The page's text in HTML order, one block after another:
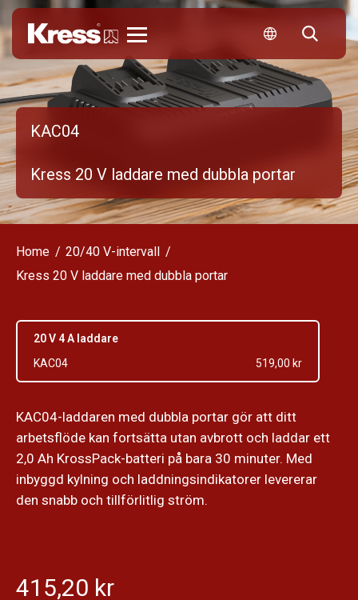
KAC04
Kress 20 V laddare med dubbla portar
Home
20/40 V-intervall
Kress 20 V laddare med dubbla portar
20 V 4 A laddare
KAC04
519,00 kr
KAC04-laddaren med dubbla portar gör att ditt
arbetsflöde kan fortsätta utan avbrott och laddar ett
2,0 Ah KrossPack-batteri på bara 30 minuter. Med
inbyggd kylning och laddningsindikatorer levererar
den snabb och tillförlitlig ström.
415,20 kr